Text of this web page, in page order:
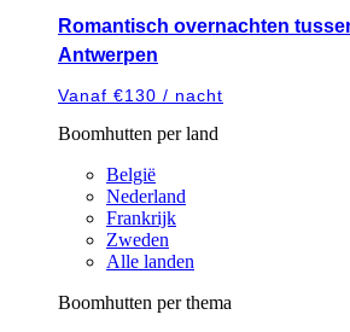
Romantisch overnachten
Antwerpen
Vanaf €130 / nacht
Boomhutten per land
België
Nederland
Frankrijk
Zweden
Alle landen
Boomhutten per thema